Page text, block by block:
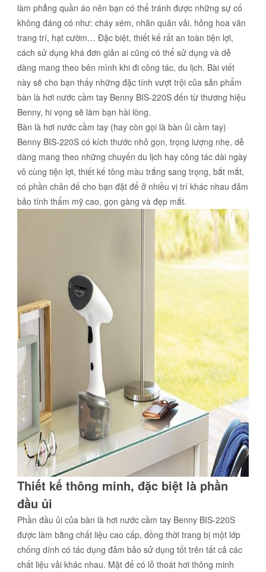
làm phẳng quần áo nên bạn có thể tránh được những sự cố
không đáng có như: cháy xém, nhăn quăn vải, hỏng hoa văn
trang trí, hạt cườm… Đặc biệt, thiết kế rất an toàn tiện lợi,
cách sử dụng khá đơn giản ai cũng có thể sử dụng và dễ
dàng mang theo bên mình khi đi công tác, du lịch. Bài viết
này sẽ cho bạn thấy những đặc tính vượt trội của sản phẩm
bàn là hơi nước cầm tay Benny BIS-220S đến từ thương hiệu
Benny, hi vọng sẽ làm bạn hài lòng.
Bàn là hơi nước cầm tay (hay còn gọi là bàn ủi cầm tay)
Benny BIS-220S có kích thước nhỏ gọn, trọng lượng nhẹ, dễ
dàng mang theo những chuyến du lịch hay công tác dài ngày
vô cùng tiện lợi, thiết kế tông màu trắng sang trọng, bắt mắt,
có phần chân đế cho bạn đặt để ở nhiều vị trí khác nhau đảm
bảo tính thẩm mỹ cao, gọn gàng và đẹp mắt.
Thiết kế thông minh, đặc biệt là phần
đầu ủi
Phần đầu ủi của bàn là hơi nước cầm tay Benny BIS-220S
được làm bằng chất liệu cao cấp, đồng thời trang bị một lớp
chống dính có tác dụng đảm bảo sử dụng tốt trên tất cả các
chất liệu vải khác nhau. Mặt đế có lỗ thoát hơi thông minh